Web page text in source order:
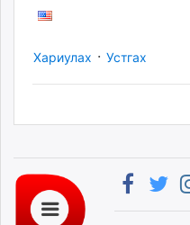
Хариулах · Устгах